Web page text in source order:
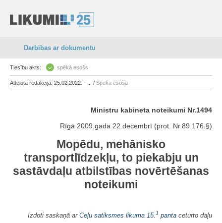
Darbības ar dokumentu
Tiesību akts: spēkā esošs
Attēlotā redakcija: 25.02.2022. - ... / Spēkā esošā
Ministru kabineta noteikumi Nr.1494
Rīgā 2009.gada 22.decembrī (prot. Nr.89 176.§)
Mopēdu, mehānisko
transportlīdzekļu, to piekabju un
sastāvdaļu atbilstības novērtēšanas
noteikumi
Izdoti saskaņā ar Ceļu satiksmes likuma 15. 1 panta ceturto daļu